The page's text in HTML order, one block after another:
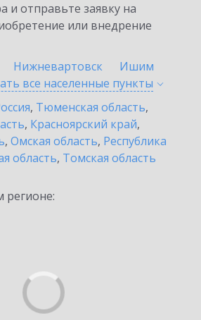
и отправьте заявку на
или внедрение
Нижневартовск
Ишим
все населенные пункты
, Тюменская область,
, Красноярский край,
, Омская область, Республика
область, Томская область